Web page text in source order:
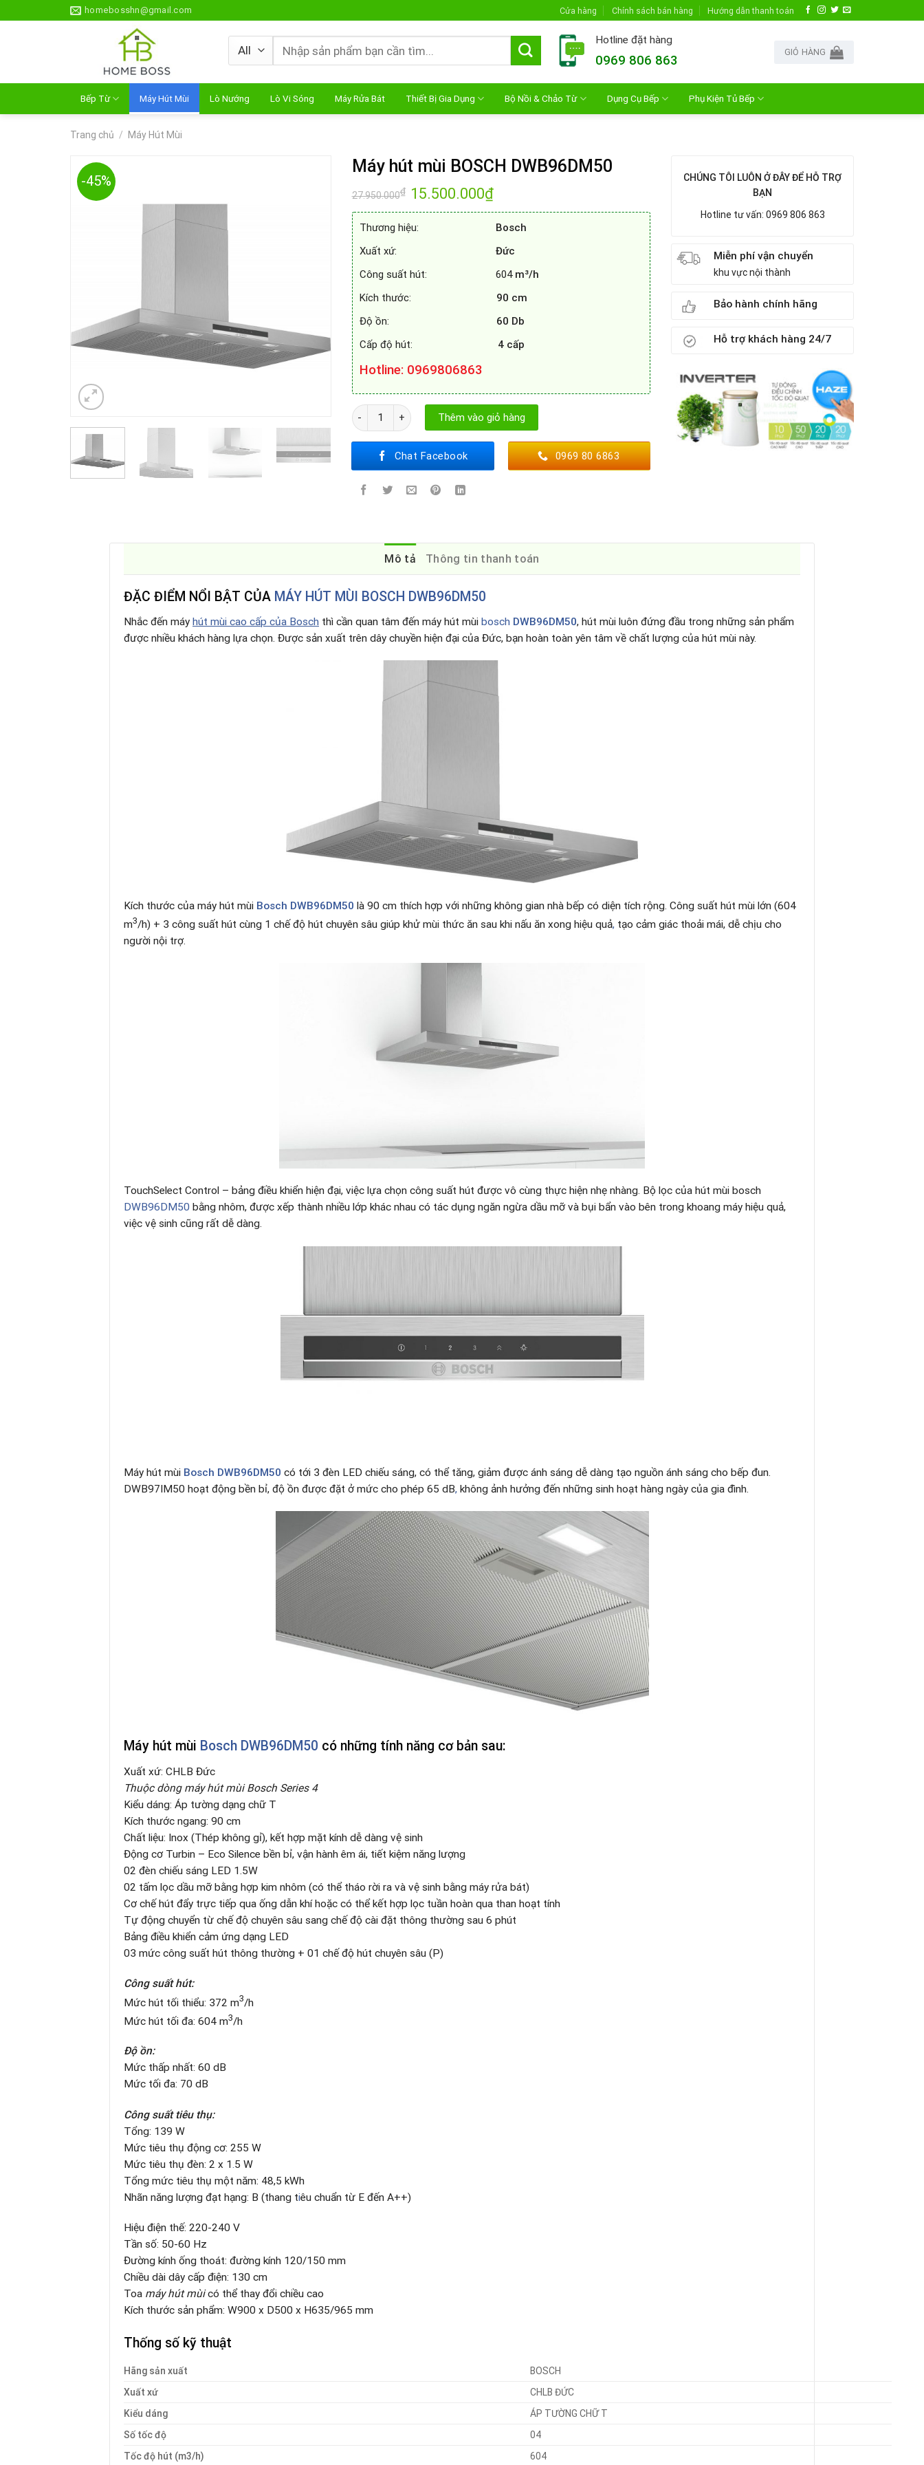
to
homebosshn@gmail.com Cửa hàng Chính sách bán hàng Hướng dẫn thanh toán
Tìm
kiếm:
Hotline đặt hàng
0969 806 863
GIỎ HÀNG
Bếp Từ Máy Hút Mùi Lò Nướng Lò Vi Sóng Máy Rửa Bát Thiết Bị Gia Dụng Bộ Nồi & Chảo Từ Dụng Cụ Bếp Phụ Kiện Tủ Bếp
Trang chủ / Máy Hút Mùi
-45%
Máy hút mùi BOSCH DWB96DM50
27.950.000₫ Giá
gốc
là:
15.500.000₫Giá
hiện
tại
15.500.000₫.
Thương hiệu: Bosch
Xuất xứ: Đức
Công suất hút: 604m³/h
Kích thước: 90 cm
Độ ồn: 60 Db
Cấp độ hút: 4 cấp
Hotline: 0969806863
Máy hút mùi BOSCH DWB96DM50 số lượng
Thêm vào giỏ hàng
Chat Facebook 0969 80 6863
CHÚNG TÔI LUÔN Ở ĐÂY ĐỂ HỖ TRỢ
BẠN
Hotline tư vấn: 0969 806 863
Miễn phí vận chuyển
khu vực nội thành
Bảo hành chính hãng
Hỗ trợ khách hàng 24/7
Mô tả Thông tin thanh toán
ĐẶC ĐIỂM NỔI BẬT CỦA MÁY HÚT MÙI BOSCH DWB96DM50
Nhắc đến máy hút mùi cao cấp của Bosch thì cần quan tâm đến máy hút mùi bosch DWB96DM50, hút mùi luôn đứng đầu trong những sản phẩm
được nhiều khách hàng lựa chọn. Được sản xuất trên dây chuyền hiện đại của Đức, bạn hoàn toàn yên tâm về chất lượng của hút mùi này.
Kích thước của máy hút mùi Bosch DWB96DM50 là 90 cm thích hợp với những không gian nhà bếp có diện tích rộng. Công suất hút mùi lớn (604
m3/h) + 3 công suất hút cùng 1 chế độ hút chuyên sâu giúp khử mùi thức ăn sau khi nấu ăn xong hiệu quả, tạo cảm giác thoải mái, dễ chịu cho
người nội trợ.
TouchSelect Control – bảng điều khiển hiện đại, việc lựa chọn công suất hút được vô cùng thực hiện nhẹ nhàng. Bộ lọc của hút mùi bosch
DWB96DM50 bằng nhôm, được xếp thành nhiều lớp khác nhau có tác dụng ngăn ngừa dầu mỡ và bụi bẩn vào bên trong khoang máy hiệu quả,
việc vệ sinh cũng rất dễ dàng.
Máy hút mùi Bosch DWB96DM50 có tới 3 đèn LED chiếu sáng, có thể tăng, giảm được ánh sáng dễ dàng tạo nguồn ánh sáng cho bếp đun.
DWB97IM50 hoạt động bền bỉ, độ ồn được đặt ở mức cho phép 65 dB, không ảnh hưởng đến những sinh hoạt hàng ngày của gia đình.
Máy hút mùi Bosch DWB96DM50 có những tính năng cơ bản sau:
Xuất xứ: CHLB Đức
Thuộc dòng máy hút mùi Bosch Series 4
Kiểu dáng: Áp tường dạng chữ T
Kích thước ngang: 90 cm
Chất liệu: Inox (Thép không gỉ), kết hợp mặt kính dễ dàng vệ sinh
Động cơ Turbin – Eco Silence bền bỉ, vận hành êm ái, tiết kiệm năng lượng
02 đèn chiếu sáng LED 1.5W
02 tấm lọc dầu mỡ bằng hợp kim nhôm (có thể tháo rời ra và vệ sinh bằng máy rửa bát)
Cơ chế hút đẩy trực tiếp qua ống dẫn khí hoặc có thể kết hợp lọc tuần hoàn qua than hoạt tính
Tự động chuyển từ chế độ chuyên sâu sang chế độ cài đặt thông thường sau 6 phút
Bảng điều khiển cảm ứng dạng LED
03 mức công suất hút thông thường + 01 chế độ hút chuyên sâu (P)
Công suất hút:
Mức hút tối thiểu: 372 m3/h
Mức hút tối đa: 604 m3/h
Độ ồn:
Mức thấp nhất: 60 dB
Mức tối đa: 70 dB
Công suất tiêu thụ:
Tổng: 139 W
Mức tiêu thụ động cơ: 255 W
Mức tiêu thụ đèn: 2 x 1.5 W
Tổng mức tiêu thụ một năm: 48,5 kWh
Nhãn năng lượng đạt hạng: B (thang tiêu chuẩn từ E đến A++)
Hiệu điện thế: 220-240 V
Tần số: 50-60 Hz
Đường kính ống thoát: đường kính 120/150 mm
Chiều dài dây cấp điện: 130 cm
Toa máy hút mùicó thể thay đổi chiều cao
Kích thước sản phẩm: W900 x D500 x H635/965 mm
Thống số kỹ thuật
Hãng sản xuất
BOSCH
Xuất xứ
CHLB ĐỨC
Kiểu dáng
ÁP TƯỜNG CHỮ T
Số tốc độ
04
Tốc độ hút (m3/h)
604